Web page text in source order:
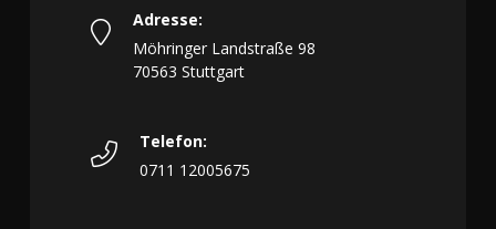
Adresse:
Möhringer Landstraße 98
70563 Stuttgart
Telefon:
0711 12005675